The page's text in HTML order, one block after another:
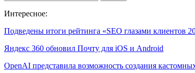
Интересное:
Подведены итоги рейтинга «SEO глазами клиентов
Яндекс 360 обновил Почту для iOS и Android
OpenAI представила возможность создания